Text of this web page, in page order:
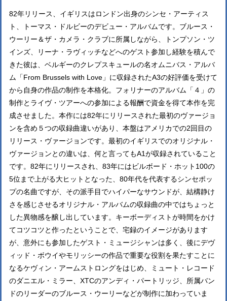
82年リリース、イギリスはロンドン出身のシンセ・アーティス
ト、トーマス・ドルビーのデビュー・アルバムです。ブルース・
ウーリー＆ザ・カメラ・クラブに所属しながら、トンプソン・ツ
インズ、リーナ・ラヴィッチなどへのゲスト参加し経験を積んで
きた彼は、ベルギーのクレプスキュールの名オムニバス・アルバ
ム「From Brussels with Love」に収録されたA3の好評価を受けて
から自身の作品の制作を本格化。フォリナーのアルバム「４」の
制作とライヴ・ツアーへの参加による報酬で資金を得て本作を完
成させました。本作には82年にリリースされた最初のヴァージョ
ンを含め５つの収録曲違いがあり、本盤はアメリカでの2回目の
リリース・ヴァージョンです。最初のイギリスでのオリジナル・
ヴァージョンとの違いは、何と言ってもA1が収録されていること
です。82年にリリースされ、83年にはビルボード・ホット100の
5位まで上がる大ヒットとなった、80年代を代表するシンセポッ
プの名曲ですが、その派手目でハイパーなサウンドが、結構静け
さを感じさせるオリジナル・アルバムの収録曲の中ではちょっと
した異物感を醸し出しています。キーボーディストが時間をかけ
てコツコツと作ったということで、宅録のイメージがあります
が、意外にも参加したゲスト・ミュージシャンは多く、後にデヴ
ィッド・ボウイやモリッシーの作品で重要な役割を果たすことに
なるケヴィン・アームストロングをはじめ、ミュート・レコード
のダニエル・ミラー、XTCのアンディ・パートリッジ、所属バン
ドのリーダーのブルース・ウーリーなどが制作に加わっていま